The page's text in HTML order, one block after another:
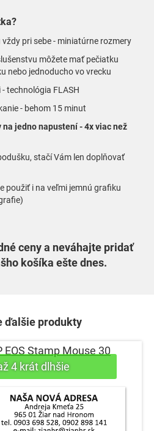
pri sebe - miniatúrne rozmery
môžete mať pečiatku
nebo jednoducho vo vrecku
technológia FLASH
- behom 15 minut
jedno napustení - 4x viac než
stačí Vám len doplňovať
použiť i na veľmi jemnú grafiku
ceny a neváhajte pridať
košíka ešte dnes.
ďalšie produkty
EOS Stamp Mouse 30